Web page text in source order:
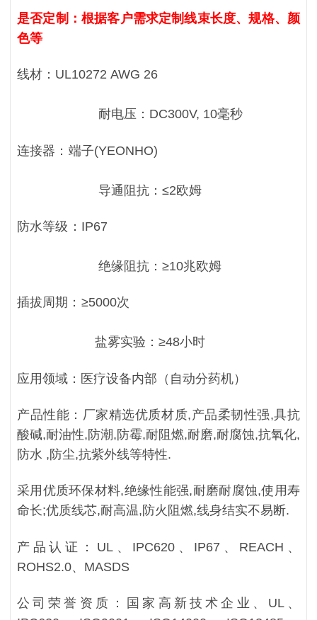
是否定制：根据客户需求定制线束长度、规格、颜
色等
线材：UL10272 AWG 26
耐电压：DC300V, 10毫秒
连接器：端子(YEONHO)
导通阻抗：≤2欧姆
防水等级：IP67
绝缘阻抗：≥10兆欧姆
插拔周期：≥5000次
盐雾实验：≥48小时
应用领域： 医疗设备内部（自动分药机）
产品性能：厂家精选优质材质,产品柔韧性强,具抗
酸碱,耐油性,防潮,防霉,耐阻燃,耐磨,耐腐蚀,抗氧化,
防水 ,防尘,抗紫外线等特性.
采用优质环保材料,绝缘性能强,耐磨耐腐蚀,使用寿
命长;优质线芯,耐高温,防火阻燃,线身结实不易断.
产品认证：UL、IPC620、IP67、REACH、
ROHS2.0、MASDS
公司荣誉资质：国家高新技术企业、UL、